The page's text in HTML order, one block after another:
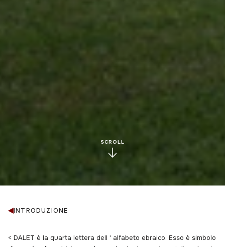
SCROLL
INTRODUZIONE
< DALET è la quarta lettera dell ' alfabeto ebraico. Esso è simbolo